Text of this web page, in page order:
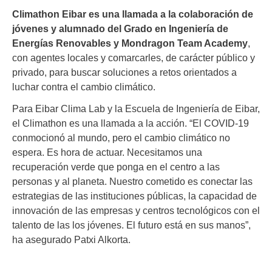
Climathon Eibar es una llamada a la colaboración de
jóvenes y alumnado del Grado en Ingeniería de
Energías Renovables y Mondragon Team Academy,
con agentes locales y comarcarles, de carácter público y
privado, para buscar soluciones a retos orientados a
luchar contra el cambio climático.
Para Eibar Clima Lab y la Escuela de Ingeniería de Eibar,
el Climathon es una llamada a la acción. “El COVID-19
conmocionó al mundo, pero el cambio climático no
espera. Es hora de actuar. Necesitamos una
recuperación verde que ponga en el centro a las
personas y al planeta. Nuestro cometido es conectar las
estrategias de las instituciones públicas, la capacidad de
innovación de las empresas y centros tecnológicos con el
talento de las los jóvenes. El futuro está en sus manos”,
ha asegurado Patxi Alkorta.